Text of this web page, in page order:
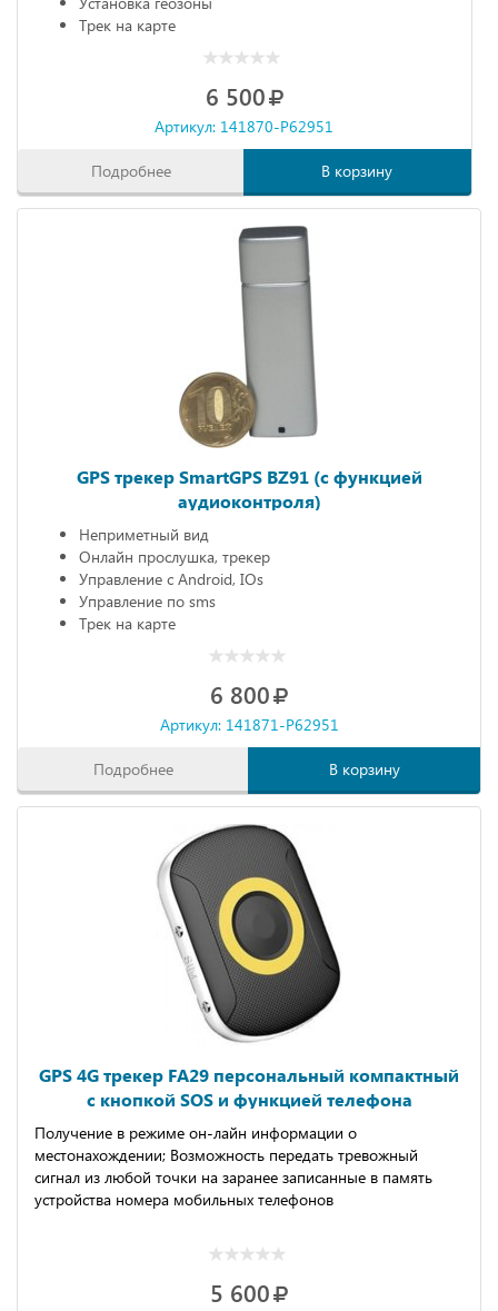
Трек на карте
6 500
Артикул: 141870-P62951
Подробнее В корзину
GPS трекер SmartGPS BZ91 (с функцией
аудиоконтроля)
Неприметный вид
Онлайн прослушка, трекер
Управление с Android, IOs
Управление по sms
Трек на карте
6 800
Артикул: 141871-P62951
Подробнее В корзину
GPS 4G трекер FA29 персональный компактный
с кнопкой SOS и функцией телефона
Получение в режиме он-лайн информации о
местонахождении; Возможность передать тревожный
сигнал из любой точки на заранее записанные в память
устройства номера мобильных телефонов
5 600